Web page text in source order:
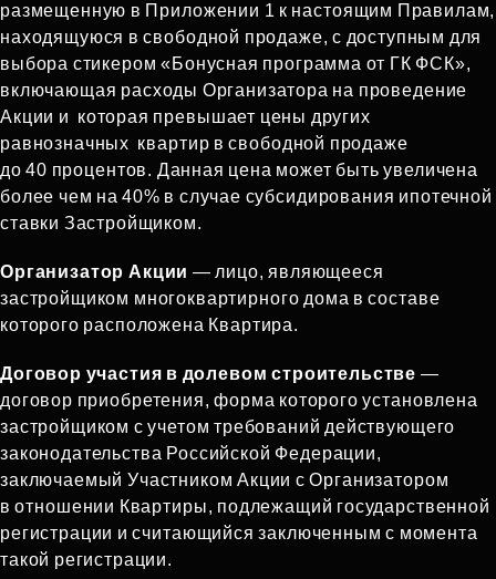
размещенную в Приложении 1 к настоящим Правилам,
находящуюся в свободной продаже, с доступным для
выбора стикером «Бонусная программа от ГК ФСК»,
включающая расходы Организатора на проведение
Акции и которая превышает цены других
равнозначных квартир в свободной продаже
до 40 процентов. Данная цена может быть увеличена
более чем на 40% в случае субсидирования ипотечной
ставки Застройщиком.
Организатор Акции — лицо, являющееся
застройщиком многоквартирного дома в составе
которого расположена Квартира.
Договор участия в долевом строительстве —
договор приобретения, форма которого установлена
застройщиком с учетом требований действующего
законодательства Российской Федерации,
заключаемый Участником Акции с Организатором
в отношении Квартиры, подлежащий государственной
регистрации и считающийся заключенным с момента
такой регистрации.